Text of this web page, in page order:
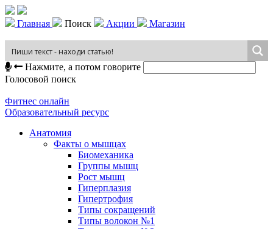
Главная Поиск Акции Магазин
Нажмите, а потом говорите
Голосовой поиск
Фитнес онлайн
Образовательный ресурс
Анатомия
Факты о мышцах
Биомеханика
Группы мышц
Рост мышц
Гиперплазия
Гипертрофия
Типы сокращений
Типы волокон №1